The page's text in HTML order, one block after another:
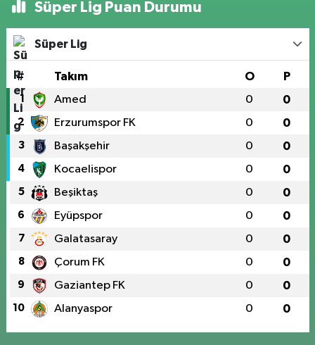
Süper Lig Puan Durumu
Süper Lig
# Takım O P
1 Amed 0 0
2 Erzurumspor FK 0 0
3 Başakşehir 0 0
4 Kocaelispor 0 0
5 Beşiktaş 0 0
6 Eyüpspor 0 0
7 Galatasaray 0 0
8 Çorum FK 0 0
9 Gaziantep FK 0 0
10 Alanyaspor 0 0